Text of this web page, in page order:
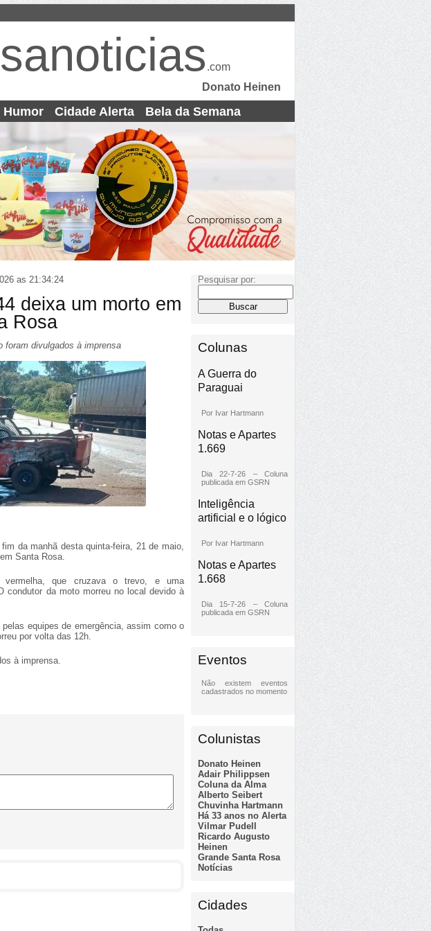
.com
Donato Heinen
Humor Cidade Alerta Bela da Semana
as 21:34:24
deixa um morto em
Rosa
divulgados à imprensa
da manhã desta quinta-feira, 21 de maio,
Santa Rosa.
vermelha, que cruzava o trevo, e uma
condutor da moto morreu no local devido à
equipes de emergência, assim como o
por volta das 12h.
à imprensa.
Pesquisar por:
Colunas
A Guerra do
Paraguai
Por Ivar Hartmann
Notas e Apartes
1.669
Dia 22-7-26 – Coluna
publicada em GSRN
Inteligência
artificial e o lógico
Por Ivar Hartmann
Notas e Apartes
1.668
Dia 15-7-26 – Coluna
publicada em GSRN
Eventos
Não existem eventos
cadastrados no momento
Colunistas
Donato Heinen
Adair Philippsen
Coluna da Alma
Alberto Seibert
Chuvinha Hartmann
Há 33 anos no Alerta
Vilmar Pudell
Ricardo Augusto
Heinen
Grande Santa Rosa
Notícias
Cidades